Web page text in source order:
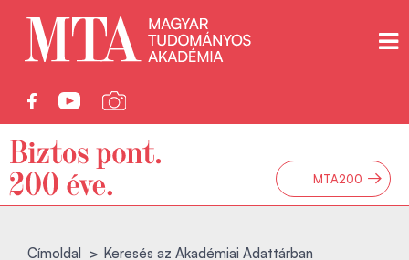
MTA200 →
Címoldal
Keresés az Akadémiai Adattárban